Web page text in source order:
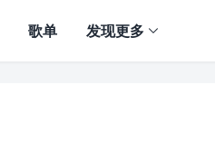
歌单 发现更多